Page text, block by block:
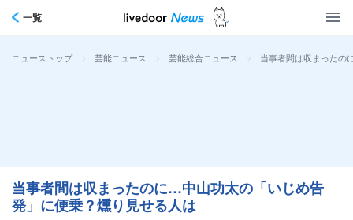
一覧
ニューストップ > 芸能ニュース > 芸能総合ニュース > 当事者間は収まったの
当事者間は収まったのに…中山功太の「いじめ告
発」に便乗？燻り見せる人は